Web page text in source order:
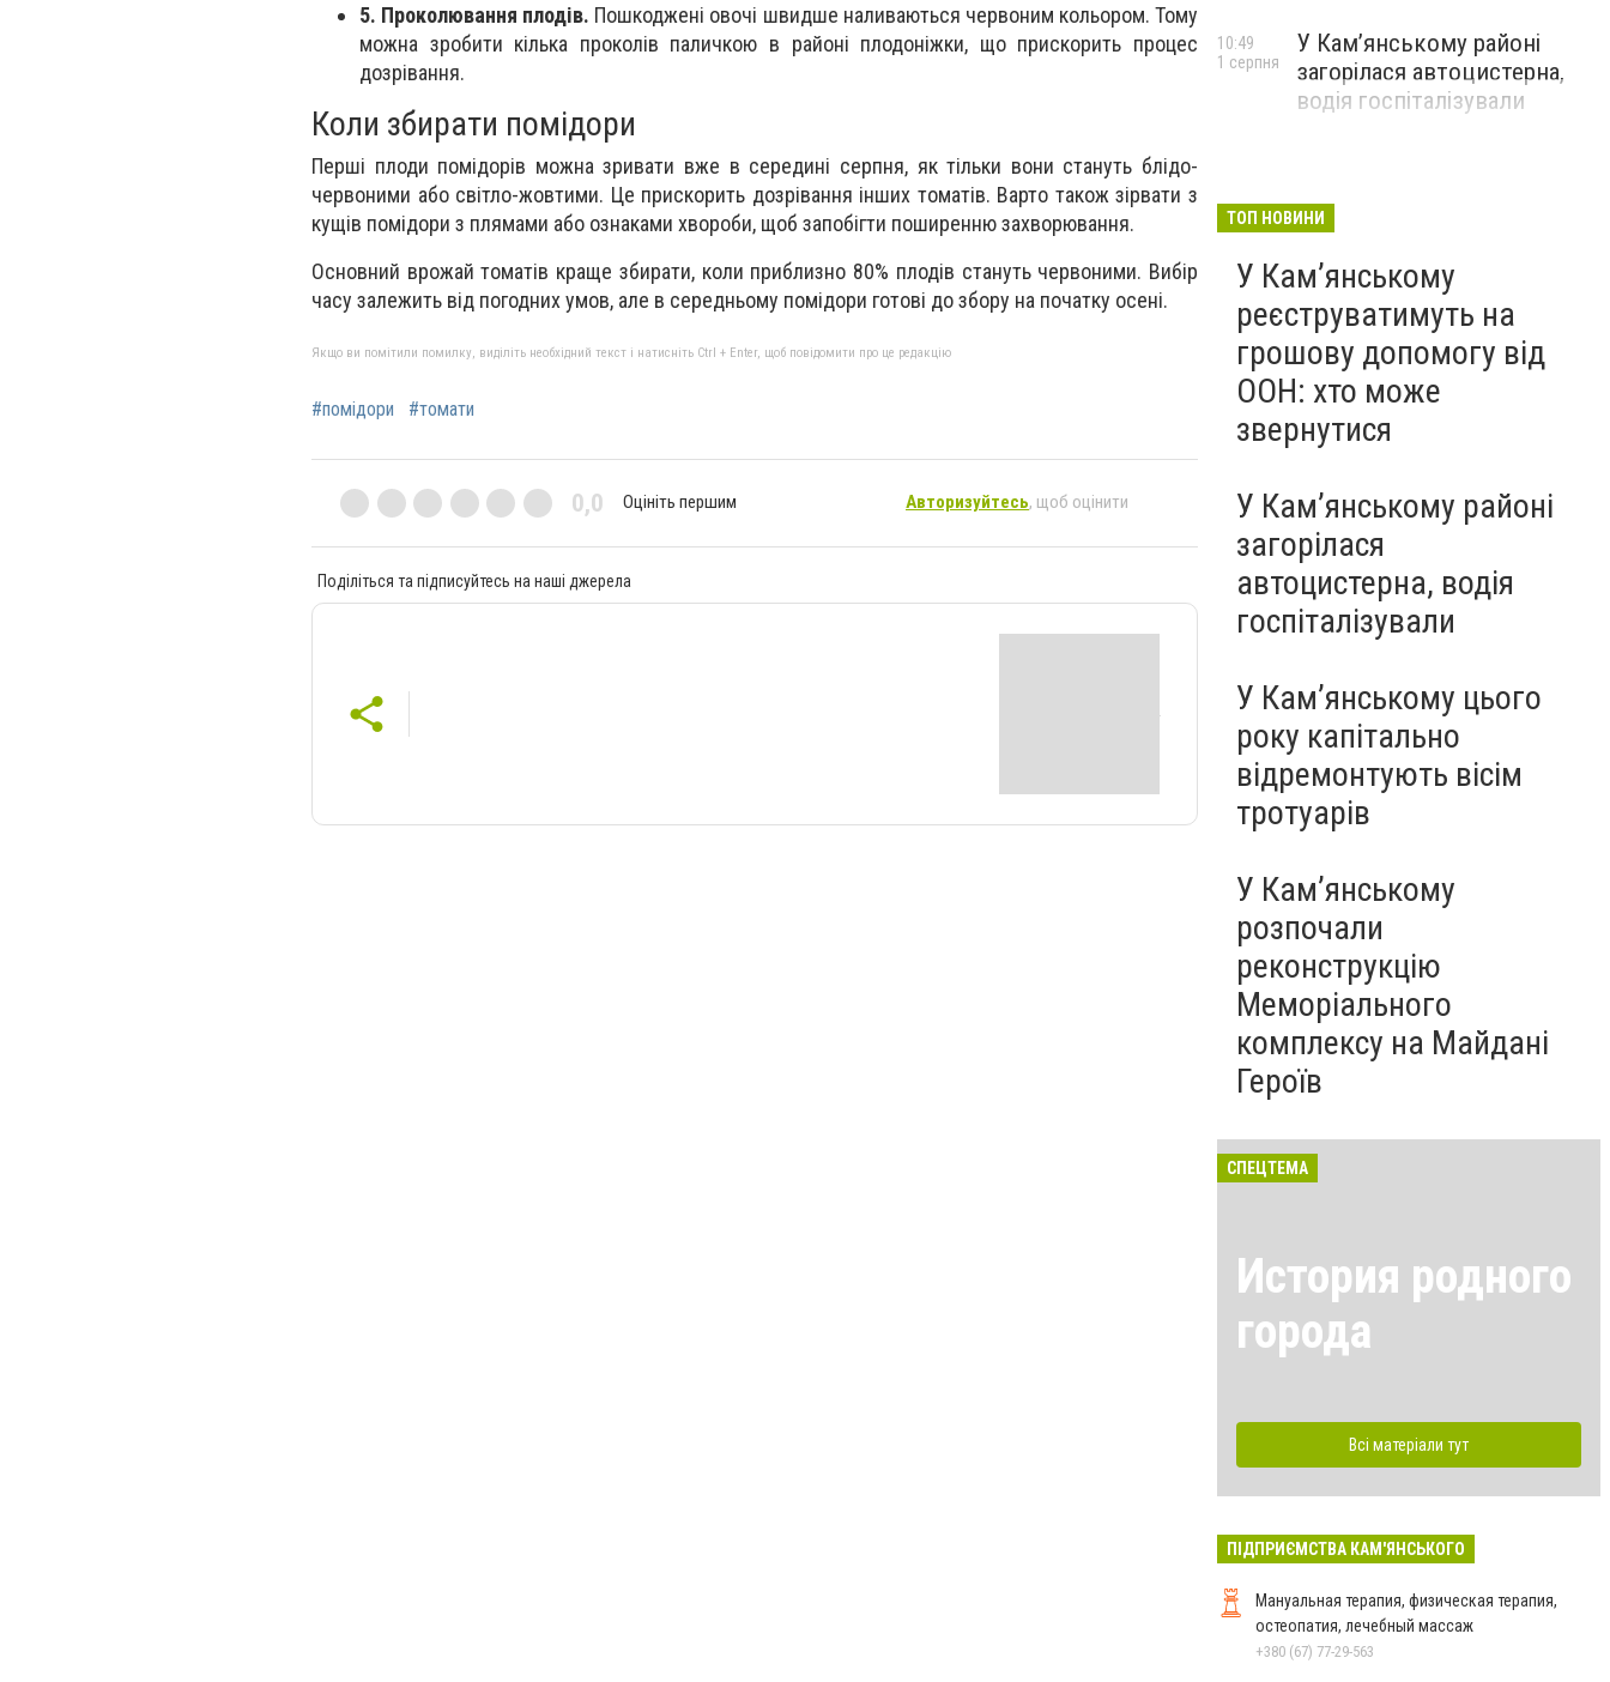
5. Проколювання плодів. Пошкоджені овочі швидше наливаються червоним кольором. Тому
можна зробити кілька проколів паличкою в районі плодоніжки, що прискорить процес
дозрівання.
Коли збирати помідори
Перші плоди помідорів можна зривати вже в середині серпня, як тільки вони стануть блідо-
червоними або світло-жовтими. Це прискорить дозрівання інших томатів. Варто також зірвати з
кущів помідори з плямами або ознаками хвороби, щоб запобігти поширенню захворювання.
Основний врожай томатів краще збирати, коли приблизно 80% плодів стануть червоними. Вибір
часу залежить від погодних умов, але в середньому помідори готові до збору на початку осені.
Якщо ви помітили помилку, виділіть необхідний текст і натисніть Ctrl + Enter, щоб повідомити про це редакцію
#помідори #томати
0,0 Оцініть першим Авторизуйтесь, щоб оцінити
Поділіться та підписуйтесь на наші джерела
У Кам’янському районі
загорілася автоцистерна,
водія госпіталізували
10:49
1 серпня
ТОП НОВИНИ
У Кам’янському
реєструватимуть на
грошову допомогу від
ООН: хто може
звернутися
У Кам’янському районі
загорілася
автоцистерна, водія
госпіталізували
У Кам’янському цього
року капітально
відремонтують вісім
тротуарів
У Кам’янському
розпочали
реконструкцію
Меморіального
комплексу на Майдані
Героїв
СПЕЦТЕМА
История родного
города
Всі матеріали тут
ПІДПРИЄМСТВА КАМ'ЯНСЬКОГО
Мануальная терапия, физическая терапия,
остеопатия, лечебный массаж
+380 (67) 77-29-563